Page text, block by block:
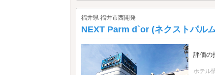
福井県 福井市西開発
NEXT Parm d`or (ネクストパル
評価の
ホテル